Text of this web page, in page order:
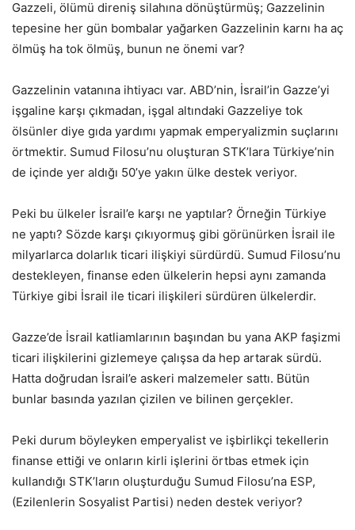
Gazzeli, ölümü direniş silahına dönüştürmüş; Gazzelinin
tepesine her gün bombalar yağarken Gazzelinin karnı ha aç
ölmüş ha tok ölmüş, bunun ne önemi var?
Gazzelinin vatanına ihtiyacı var. ABD’nin, İsrail’in Gazze’yi
işgaline karşı çıkmadan, işgal altındaki Gazzeliye tok
ölsünler diye gıda yardımı yapmak emperyalizmin suçlarını
örtmektir. Sumud Filosu’nu oluşturan STK’lara Türkiye’nin
de içinde yer aldığı 50’ye yakın ülke destek veriyor.
Peki bu ülkeler İsrail’e karşı ne yaptılar? Örneğin Türkiye
ne yaptı? Sözde karşı çıkıyormuş gibi görünürken İsrail ile
milyarlarca dolarlık ticari ilişkiyi sürdürdü. Sumud Filosu’nu
destekleyen, finanse eden ülkelerin hepsi aynı zamanda
Türkiye gibi İsrail ile ticari ilişkileri sürdüren ülkelerdir.
Gazze’de İsrail katliamlarının başından bu yana AKP faşizmi
ticari ilişkilerini gizlemeye çalışsa da hep artarak sürdü.
Hatta doğrudan İsrail’e askeri malzemeler sattı. Bütün
bunlar basında yazılan çizilen ve bilinen gerçekler.
Peki durum böyleyken emperyalist ve işbirlikçi tekellerin
finanse ettiği ve onların kirli işlerini örtbas etmek için
kullandığı STK’ların oluşturduğu Sumud Filosu’na ESP,
(Ezilenlerin Sosyalist Partisi) neden destek veriyor?